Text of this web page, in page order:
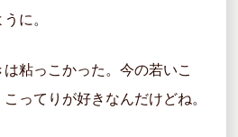
に。
粘っこかった。今の若いこ
ってりが好きなんだけどね。